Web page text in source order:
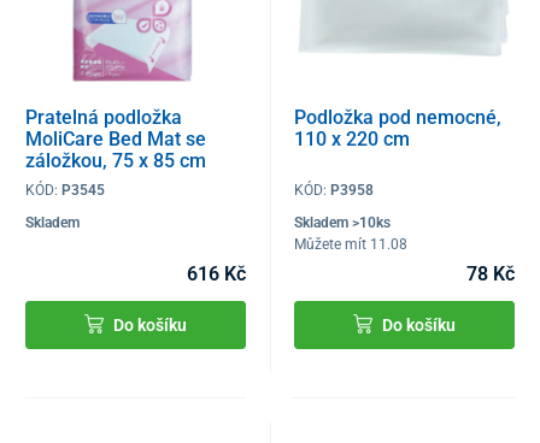
Pratelná podložka
MoliCare Bed Mat se
záložkou, 75 x 85 cm
KÓD: P3545
Skladem
616 Kč
Do košíku
Podložka pod nemocné,
110 x 220 cm
KÓD:P3958
Skladem >10ks
Můžete mít 11.08
78 Kč
Do košíku